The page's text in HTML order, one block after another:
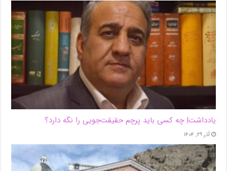
یادداشت| ‌چه کسی باید پرچم حقیقت‌جویی را نگه دارد؟
آذر ۲۹, ۱۴۰۴